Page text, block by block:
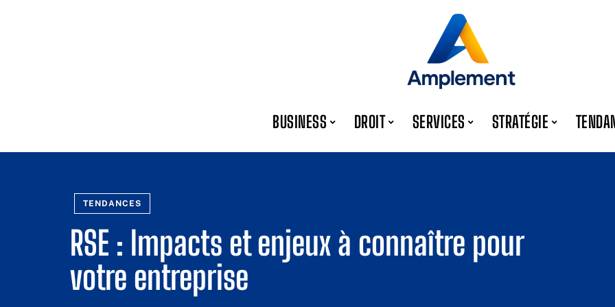
BUSINESS DROIT SERVICES STRATÉGIE
TENDANCES
RSE : Impacts et enjeux à connaître pour
votre entreprise